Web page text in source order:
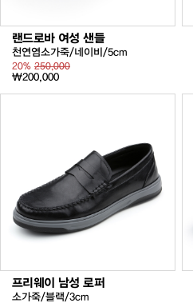
랜드로바 여성 샌들
천연염소가죽/네이비/5cm
20% 250,000
₩200,000
프리웨이 남성 로퍼
소가죽/블랙/3cm